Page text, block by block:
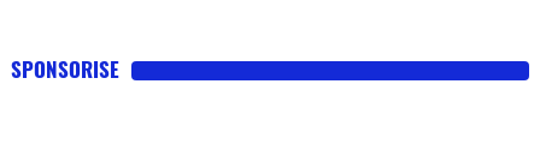
SPONSORISE